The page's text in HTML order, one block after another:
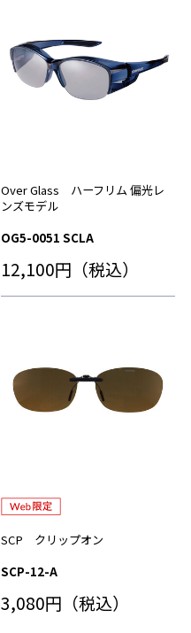
Over Glass ハーフリム 偏光レ
ンズモデル
OG5-0051 SCLA
12,100円（税込）
SCP クリップオン
SCP-12-A
3,080円（税込）